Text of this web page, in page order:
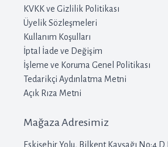
KVKK ve Gizlilik Politikası
Üyelik Sözleşmeleri
Kullanım Koşulları
İptal İade ve Değişim
İşleme ve Koruma Genel Politikası
Tedarikçi Aydınlatma Metni
Açık Rıza Metni
Mağaza Adresimiz
Eskişehir Yolu, Bilkent Kavşağı No:4 D